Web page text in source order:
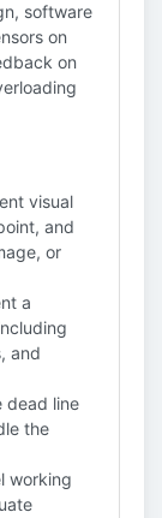
software
on
on
visual
and
or
a
and
dead line
the
working